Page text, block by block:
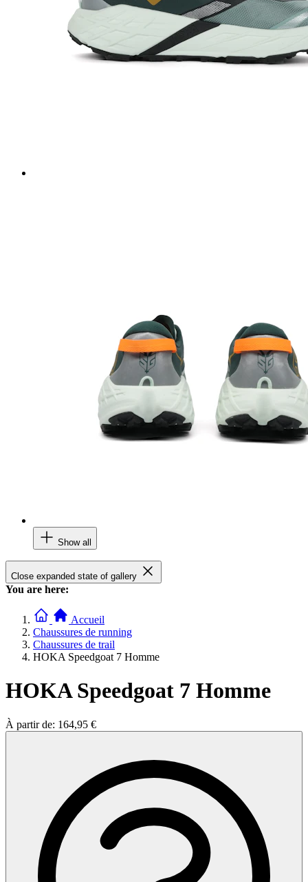
Show all
Close expanded state of gallery
You are here:
Accueil
Chaussures de running
Chaussures de trail
HOKA Speedgoat 7 Homme
HOKA Speedgoat 7 Homme
À partir de: 164,95 €